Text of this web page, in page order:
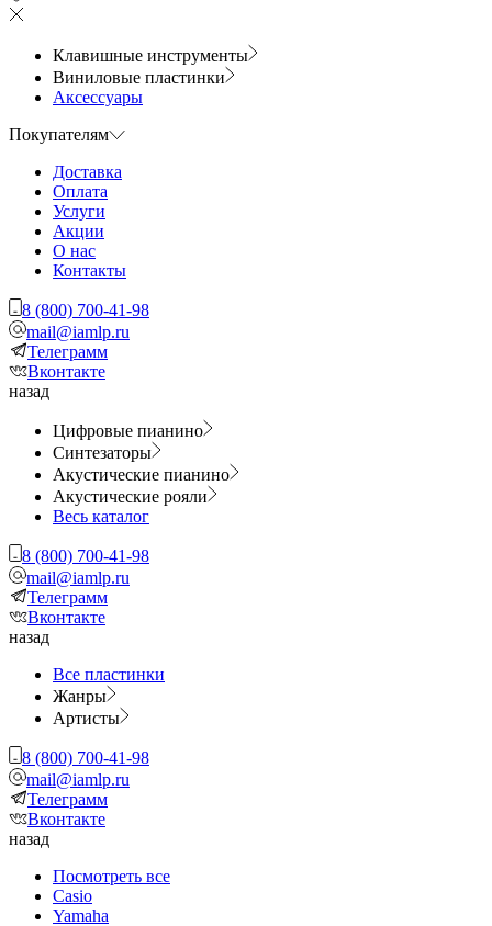
Клавишные инструменты
Виниловые пластинки
Аксессуары
Покупателям
Доставка
Оплата
Услуги
Акции
О нас
Контакты
8 (800) 700-41-98
mail@iamlp.ru
Телеграмм
Вконтакте
назад
Цифровые пианино
Синтезаторы
Акустические пианино
Акустические рояли
Весь каталог
8 (800) 700-41-98
mail@iamlp.ru
Телеграмм
Вконтакте
назад
Все пластинки
Жанры
Артисты
8 (800) 700-41-98
mail@iamlp.ru
Телеграмм
Вконтакте
назад
Посмотреть все
Casio
Yamaha